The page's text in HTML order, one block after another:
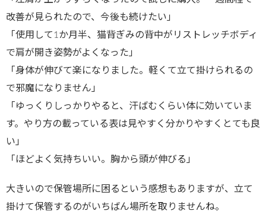
改善が見られたので、今後も続けたい」
「使用して1か月半、猫背ぎみの背中がリストレッチボディ
で肩が開き姿勢がよくなった」
「身体が伸びて楽になりました。軽くて立て掛けられるの
で邪魔になりません」
「ゆっくりしっかりやると、汗ばむくらい体に効いていま
す。やり方の載っている表は見やすく分かりやすくとても良
い」
「ほどよく気持ちいい。胸から頭が伸びる」
大きいので保管場所に困るという感想もありますが、立て
掛けて保管するのがいちばん場所を取りませんね。